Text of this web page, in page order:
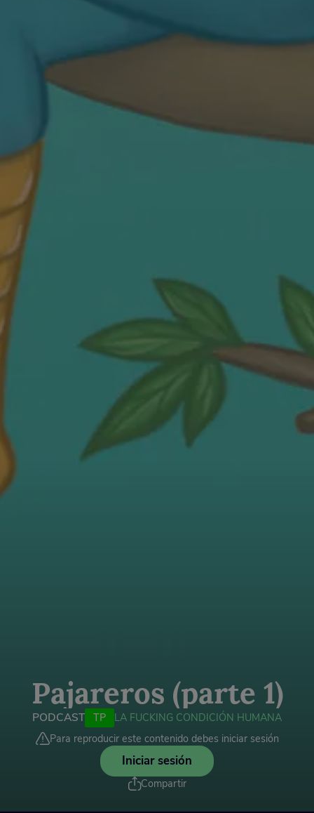
Pajareros (parte 1)
PODCAST TP
LA FUCKING CONDICIÓN HUMANA
Para reproducir este contenido debes iniciar sesión
Iniciar sesión
Compartir